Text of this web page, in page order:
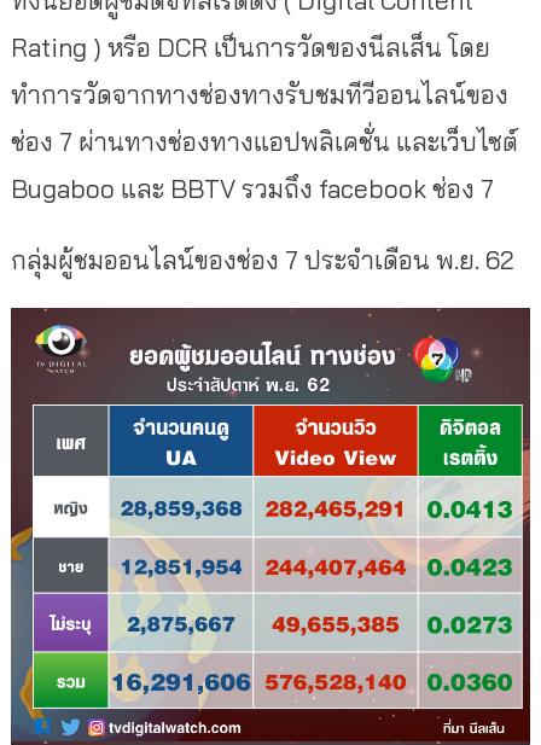
Rating ) หรือ DCR เป็นการวัดของนีลเส็น โดย
ทำการวัดจากทางช่องทางรับชมทีวีออนไลน์ของ
ช่อง 7 ผ่านทางช่องทางแอปพลิเคชั่น และเว็บไซต์
Bugaboo และ BBTV รวมถึง facebook ช่อง 7
กลุ่มผู้ชมออนไลน์ของช่อง 7 ประจำเดือน พ.ย. 62